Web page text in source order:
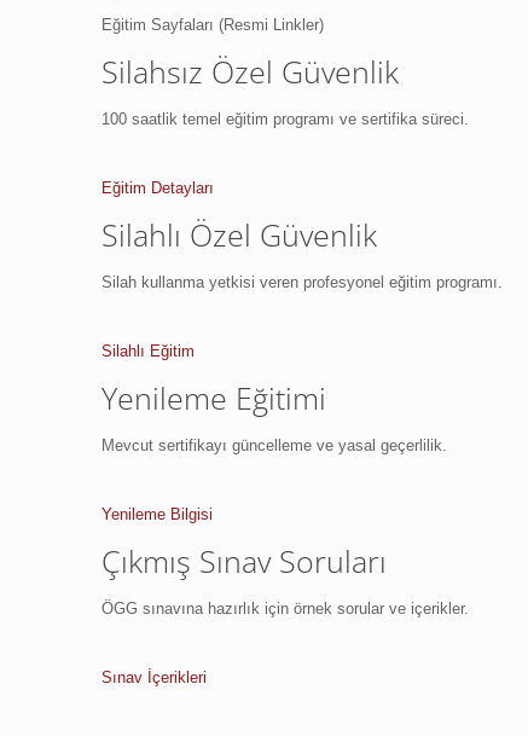
Eğitim Sayfaları (Resmi Linkler)
Silahsız Özel Güvenlik
100 saatlik temel eğitim programı ve sertifika süreci.
Eğitim Detayları
Silahlı Özel Güvenlik
Silah kullanma yetkisi veren profesyonel eğitim programı.
Silahlı Eğitim
Yenileme Eğitimi
Mevcut sertifikayı güncelleme ve yasal geçerlilik.
Yenileme Bilgisi
Çıkmış Sınav Soruları
ÖGG sınavına hazırlık için örnek sorular ve içerikler.
Sınav İçerikleri